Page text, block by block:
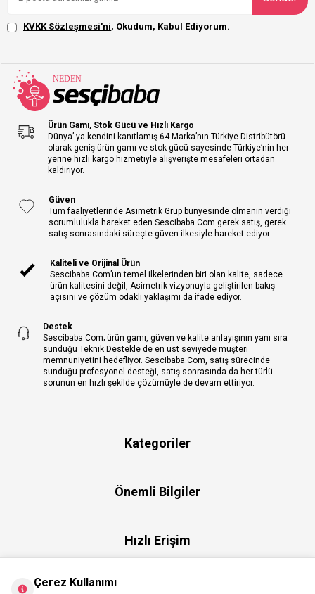
KVKK Sözleşmesi'ni, Okudum, Kabul Ediyorum.
Ürün Gamı, Stok Gücü ve Hızlı Kargo
Dünya’ ya kendini kanıtlamış 64 Marka’nın Türkiye Distribütörü
olarak geniş ürün gamı ve stok gücü sayesinde Türkiye’nin her
yerine hızlı kargo hizmetiyle alışverişte mesafeleri ortadan
kaldırıyor.
Güven
Tüm faaliyetlerinde Asimetrik Grup bünyesinde olmanın verdiği
sorumlulukla hareket eden Sescibaba.Com gerek satış, gerek
satış sonrasındaki süreçte güven ilkesiyle hareket ediyor.
Kaliteli ve Orijinal Ürün
Sescibaba.Com’un temel ilkelerinden biri olan kalite, sadece
ürün kalitesini değil, Asimetrik vizyonuyla geliştirilen bakış
açısını ve çözüm odaklı yaklaşımı da ifade ediyor.
Destek
Sescibaba.Com; ürün gamı, güven ve kalite anlayışının yanı sıra
sunduğu Teknik Destekle de en üst seviyede müşteri
memnuniyetini hedefliyor. Sescibaba.Com, satış sürecinde
sunduğu profesyonel desteği, satış sonrasında da her türlü
sorunun en hızlı şekilde çözümüyle de devam ettiriyor.
Kategoriler
Önemli Bilgiler
Hızlı Erişim
Çerez Kullanımı